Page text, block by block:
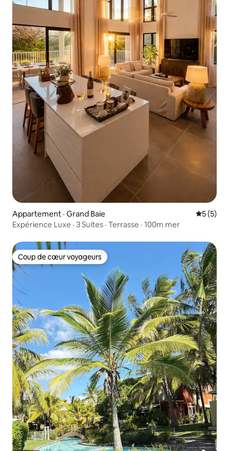
Appartement · Grand Baie Note
5 (5)
Expérience Luxe · 3 Suites · Terrasse · 100m mer
Coup de cœur voyageurs
Coup de cœur voyageurs